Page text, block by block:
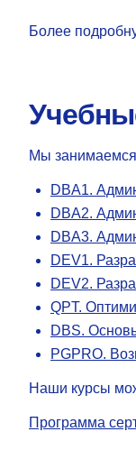
Более
Мы занимаемся
DBA1.
DBA2.
DBA3.
DEV1.
DEV2.
QPT.
DBS.
PGPRO.
Наши курсы
Программа